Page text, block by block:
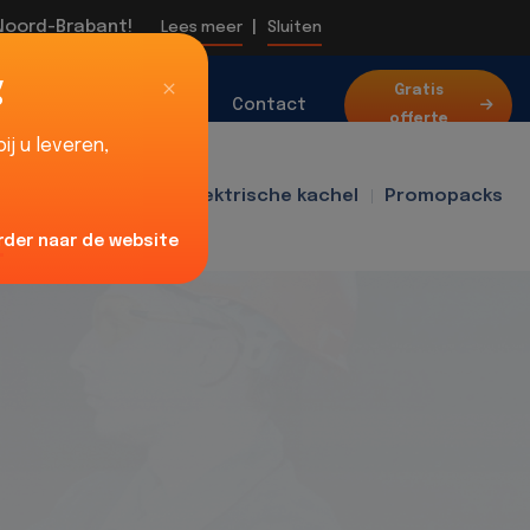
Brabant! Lees meer Sluiten
Contact
Gratis
offerte
Elektrische kachel Promopacks
u leveren,
naar de website